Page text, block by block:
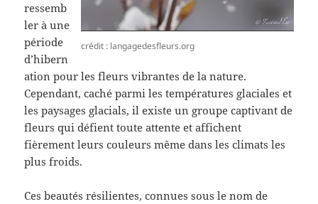
crédit : langagedesfleurs.org
ressemb
ler à une
période
d’hibern
ation pour les fleurs vibrantes de la nature.
Cependant, caché parmi les températures glaciales et
les paysages glacials, il existe un groupe captivant de
fleurs qui défient toute attente et affichent
fièrement leurs couleurs même dans les climats les
plus froids.
Ces beautés résilientes, connues sous le nom de